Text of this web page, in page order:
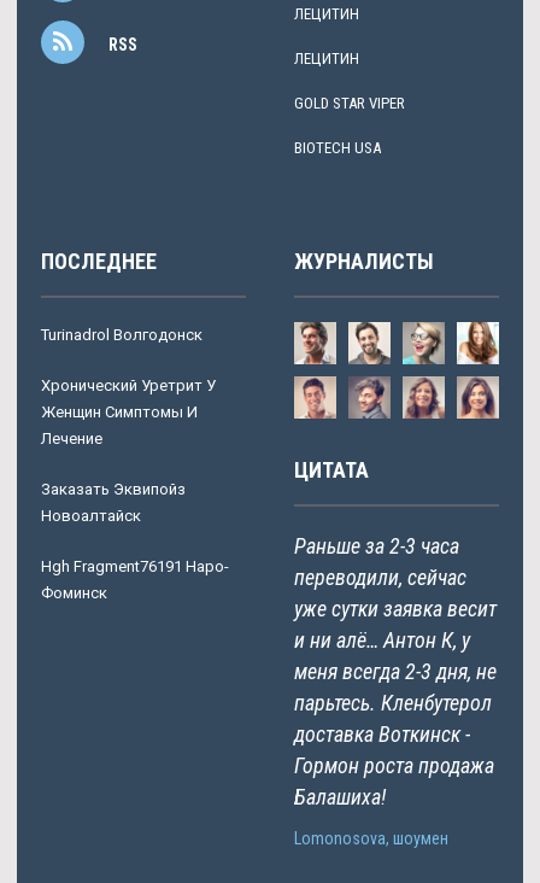
RSS
ЛЕЦИТИН
ЛЕЦИТИН
GOLD STAR VIPER
BIOTECH USA
ПОСЛЕДНЕЕ
Turinadrol Волгодонск
Хронический Уретрит У
Женщин Симптомы И
Лечение
Заказать Эквипойз
Новоалтайск
Hgh Fragment76191 Наро-
Фоминск
ЖУРНАЛИСТЫ
ЦИТАТА
Раньше за 2-3 часа
переводили, сейчас
уже сутки заявка весит
и ни алё… Антон К, у
меня всегда 2-3 дня, не
парьтесь. Кленбутерол
доставка Воткинск -
Гормон роста продажа
Балашиха!
Lomonosova, шоумен